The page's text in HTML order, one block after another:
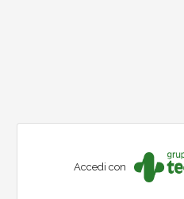
Accedi con